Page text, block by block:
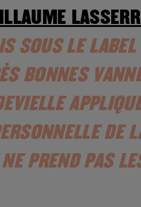
SOUS LE
BONNES
DE
PREND PAS